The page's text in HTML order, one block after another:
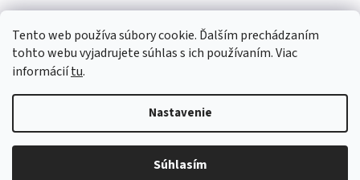
Tento web používa súbory cookie. Ďalším prechádzaním
tohto webu vyjadrujete súhlas s ich používaním. Viac
informáciítu.
Nastavenie
Súhlasím
Odstúpenie od zmluvy
Vytvoril Shoptet
MDmoda.sk. Všetky práva vyhradené.